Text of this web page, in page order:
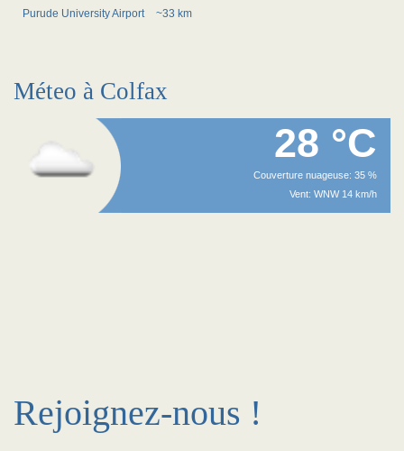
Purude University Airport ~33 km
Méteo à Colfax
28 °C
Couverture nuageuse: 35 %
Vent: WNW 14 km/h
Rejoignez-nous !